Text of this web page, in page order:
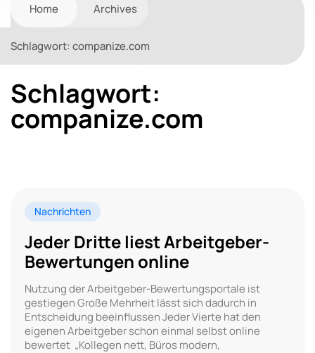
Home Archives
Schlagwort: companize.com
Schlagwort:
companize.com
Nachrichten
Jeder Dritte liest Arbeitgeber-
Bewertungen online
Nutzung der Arbeitgeber-Bewertungsportale ist
gestiegen Große Mehrheit lässt sich dadurch in
Entscheidung beeinflussen Jeder Vierte hat den
eigenen Arbeitgeber schon einmal selbst online
bewertet „Kollegen nett, Büros modern,